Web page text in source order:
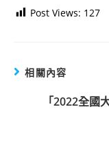
Post Views: 127
相關內容
「2022全國